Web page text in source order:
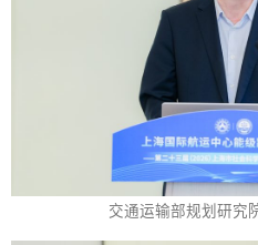
交通运输部规划研究